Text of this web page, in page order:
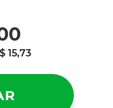
15,73